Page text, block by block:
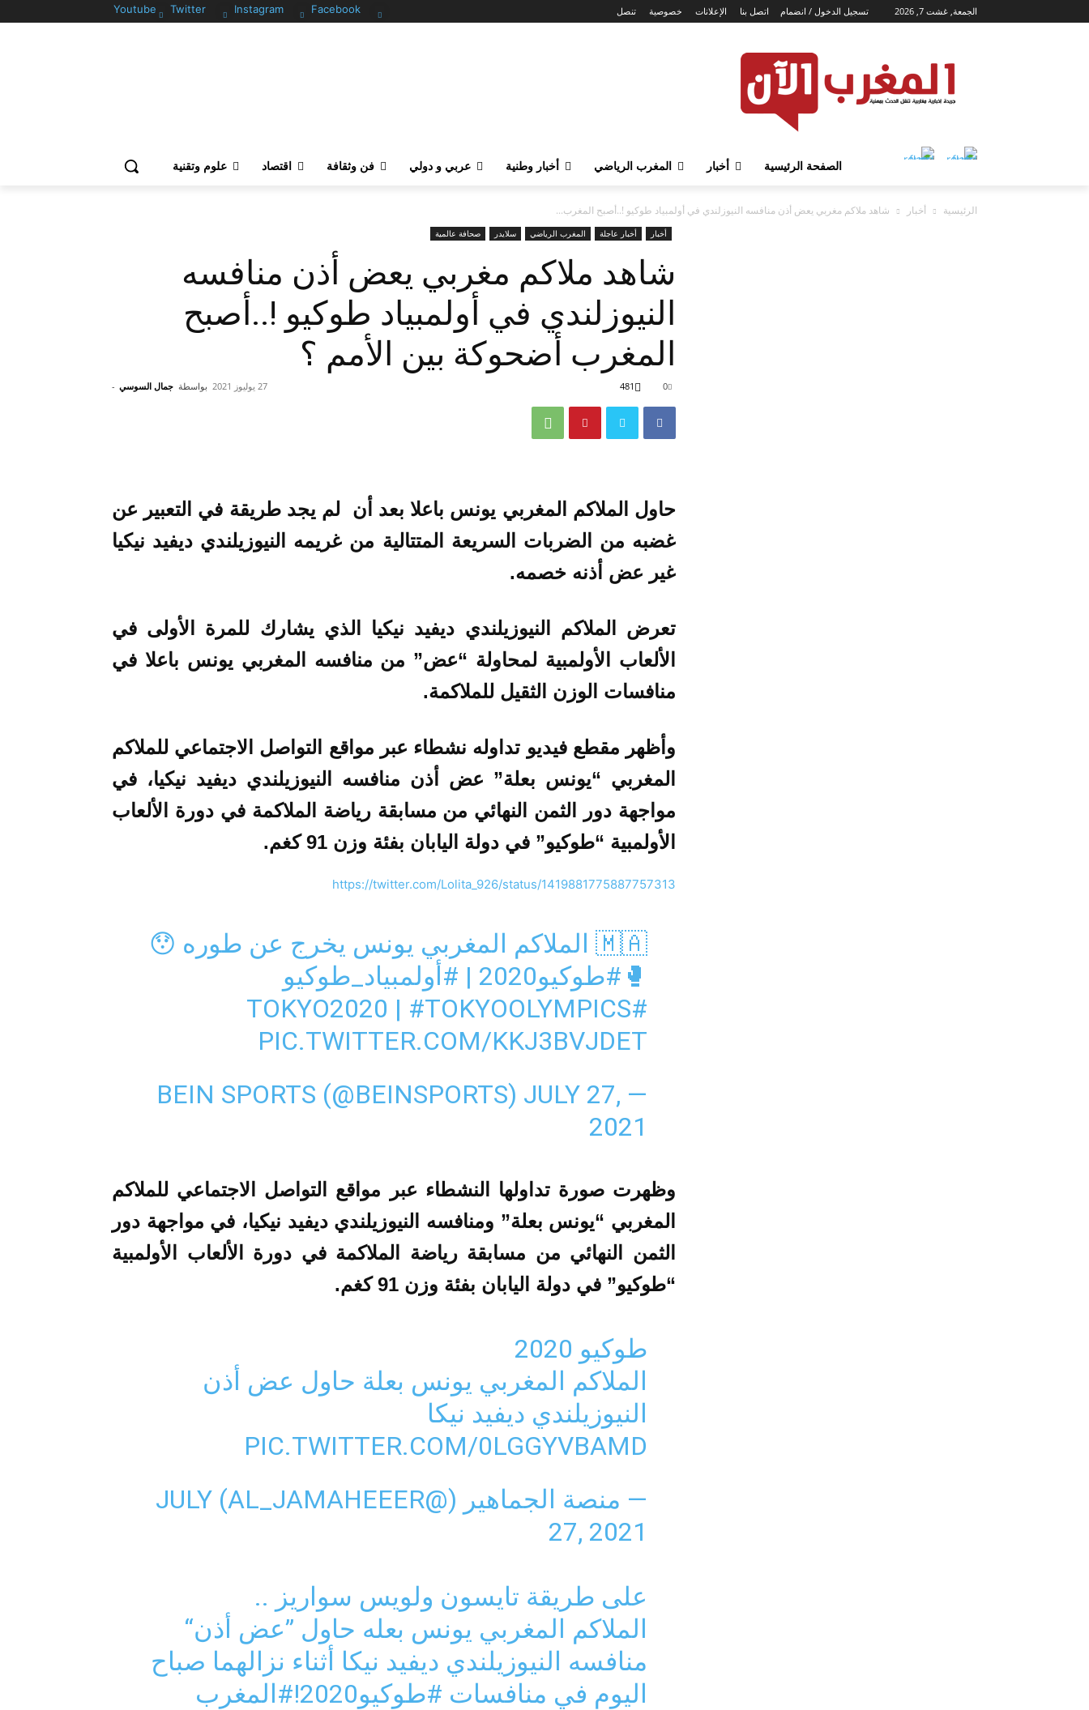
Facebook
Instagram
Twitter
Youtube الجمعة, غشت 7, 2026 تسجيل الدخول / انضمام تنصل خصوصية الإعلانات اتصل بنا
الصفحة الرئيسية أخبار المغرب الرياضي أخبار وطنية عربي و دولي فن وثقافة اقتصاد علوم وتقنية
الرئيسية أخبار شاهد ملاكم مغربي يعض أذن منافسه النيوزلندي في أولمبياد طوكيو !..أصبح المغرب...
أخبار أخبار عاجلة المغرب الرياضي سلايدر صحافة عالمية
شاهد ملاكم مغربي يعض أذن منافسه
النيوزلندي في أولمبياد طوكيو !..أصبح
المغرب أضحوكة بين الأمم ؟
بواسطة جمال السوسي - 27 يوليوز 2021 0
481
حاول الملاكم المغربي يونس باعلا بعد أن لم يجد طريقة في التعبير عن
غضبه من الضربات السريعة المتتالية من غريمه النيوزيلندي ديفيد نيكيا
غير عض أذنه خصمه.
تعرض الملاكم النيوزيلندي ديفيد نيكيا الذي يشارك للمرة الأولى في
الألعاب الأولمبية لمحاولة “عض” من منافسه المغربي يونس باعلا في
منافسات الوزن الثقيل للملاكمة.
وأظهر مقطع فيديو تداوله نشطاء عبر مواقع التواصل الاجتماعي للملاكم
المغربي “يونس بعلة” عض أذن منافسه النيوزيلندي ديفيد نيكيا، في
مواجهة دور الثمن النهائي من مسابقة رياضة الملاكمة في دورة الألعاب
الأولمبية “طوكيو” في دولة اليابان بفئة وزن 91 كغم.
https://twitter.com/Lolita_926/status/1419881775887757313
🇲🇦 الملاكم المغربي يونس يخرج عن طوره 😯
🥊 #طوكيو2020 | #أولمبياد_طوكيو
#TOKYO2020
| #TOKYOOLYMPICS
PIC.TWITTER.COM/KKJ3BVJDET
— BEIN SPORTS (@BEINSPORTS)
JULY 27,
2021
وظهرت صورة تداولها النشطاء عبر مواقع التواصل الاجتماعي للملاكم
المغربي “يونس بعلة” ومنافسه النيوزيلندي ديفيد نيكيا، في مواجهة دور
الثمن النهائي من مسابقة رياضة الملاكمة في دورة الألعاب الأولمبية
“طوكيو” في دولة اليابان بفئة وزن 91 كغم.
طوكيو 2020
الملاكم المغربي يونس بعلة حاول عض أذن
النيوزيلندي ديفيد نيكا
PIC.TWITTER.COM/0LGGYVBAMD
— منصة الجماهير (@AL_JAMAHEEER)
JULY
27, 2021
على طريقة تايسون ولويس سواريز ..
الملاكم المغربي يونس بعله حاول ”عض أذن“
منافسه النيوزيلندي ديفيد نيكا أثناء نزالهما صباح
اليوم في منافسات #طوكيو2020 !#المغرب